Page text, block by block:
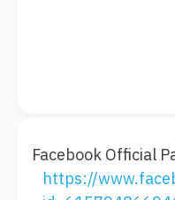
Facebook Official
https://